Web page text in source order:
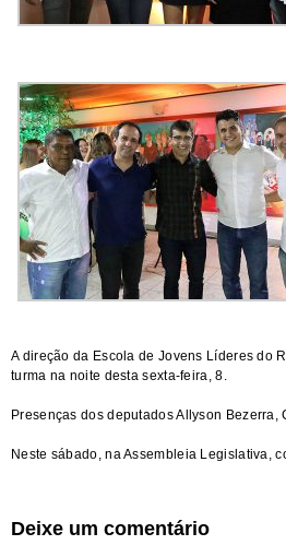
A direção da Escola de Jovens Líderes do
turma na noite desta sexta-feira, 8.
Presenças dos deputados Allyson
Neste sábado, na Assembleia Legislativa,
Deixe um comentário